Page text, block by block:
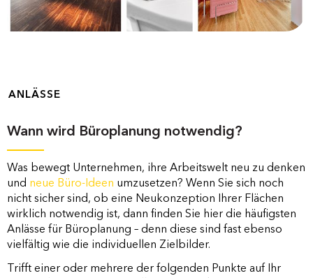
ANLÄSSE
Wann wird Büroplanung notwendig?
Was bewegt Unternehmen, ihre Arbeitswelt neu zu denken
und neue Büro-Ideen umzusetzen? Wenn Sie sich noch
nicht sicher sind, ob eine Neukonzeption Ihrer Flächen
wirklich notwendig ist, dann finden Sie hier die häufigsten
Anlässe für Büroplanung – denn diese sind fast ebenso
vielfältig wie die individuellen Zielbilder.
Trifft einer oder mehrere der folgenden Punkte auf Ihr